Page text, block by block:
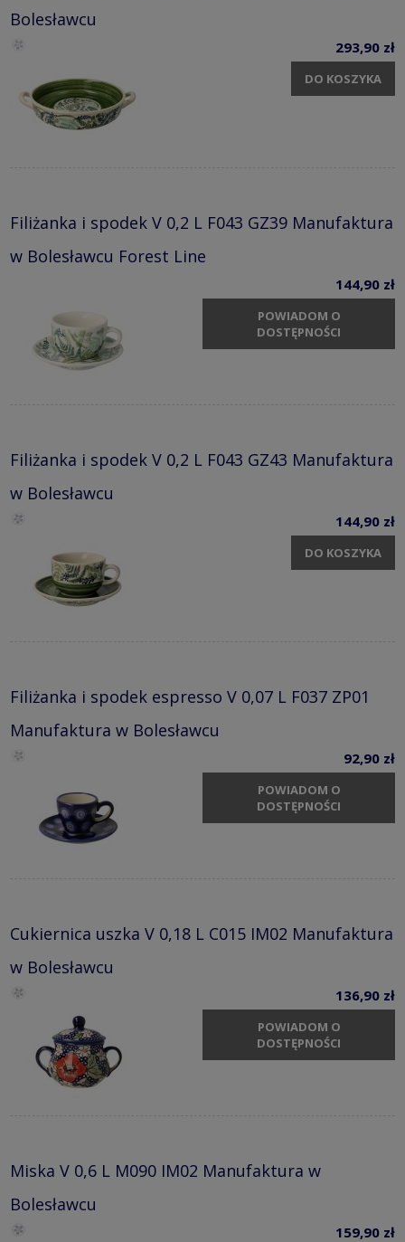
Bolesławcu
293,90 zł
DO KOSZYKA
Filiżanka i spodek V 0,2 L F043 GZ39 Manufaktura
w Bolesławcu Forest Line
144,90 zł
POWIADOM O
DOSTĘPNOŚCI
Filiżanka i spodek V 0,2 L F043 GZ43 Manufaktura
w Bolesławcu
144,90 zł
DO KOSZYKA
Filiżanka i spodek espresso V 0,07 L F037 ZP01
Manufaktura w Bolesławcu
92,90 zł
POWIADOM O
DOSTĘPNOŚCI
Cukiernica uszka V 0,18 L C015 IM02 Manufaktura
w Bolesławcu
136,90 zł
POWIADOM O
DOSTĘPNOŚCI
Miska V 0,6 L M090 IM02 Manufaktura w
Bolesławcu
159,90 zł